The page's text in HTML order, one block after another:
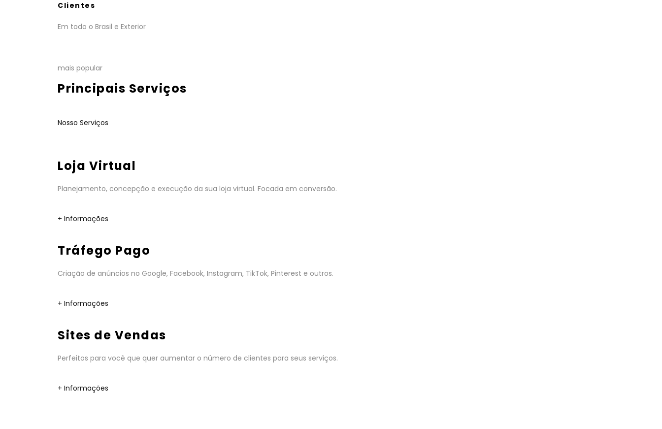
Clientes
Em todo o Brasil e Exterior
mais popular
Principais Serviços
Nosso Serviços
Loja Virtual
Planejamento, concepção e execução da sua loja virtual. Focada em conversão.
+ Informações
Tráfego Pago
Criação de anúncios no Google, Facebook, Instagram, TikTok, Pinterest e outros.
+ Informações
Sites de Vendas
Perfeitos para você que quer aumentar o número de clientes para seus serviços.
+ Informações